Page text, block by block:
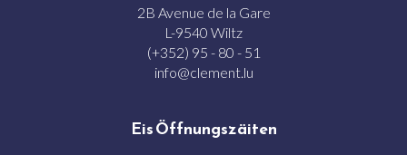
2B Avenue de la Gare
L-9540 Wiltz
(+352) 95 - 80 - 51
info@clement.lu
Eis Öffnungszäiten